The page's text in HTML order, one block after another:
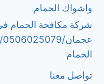
واشواك الحمام
شركة مكافحة الحمام
الحمام
تواصل معنا